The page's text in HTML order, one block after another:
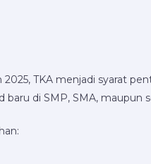
2025, TKA menjadi syarat
di SMP, SMA, maupun